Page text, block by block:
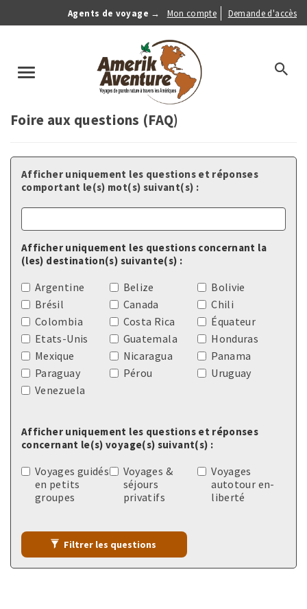
Agents de voyage →
Anonymous
Menu
Mon compte Demande d'accès
Toggle
search
Foire aux questions (FAQ)
Afficher uniquement les questions et réponses
comportant le(s) mot(s) suivant(s) :
Afficher uniquement les questions concernant la
(les) destination(s) suivante(s) :
Argentine Belize
Bolivie
Brésil
Canada
Chili
Colombia
Costa Rica
Équateur
Etats-Unis
Guatemala
Honduras
Mexique
Nicaragua
Panama
Paraguay
Pérou
Uruguay
Venezuela
Afficher uniquement les questions et réponses
concernant le(s) voyage(s) suivant(s) :
Voyages guidés
en petits
groupes
Voyages &
séjours
privatifs
Voyages
autotour en-
liberté
Filtrer les questions